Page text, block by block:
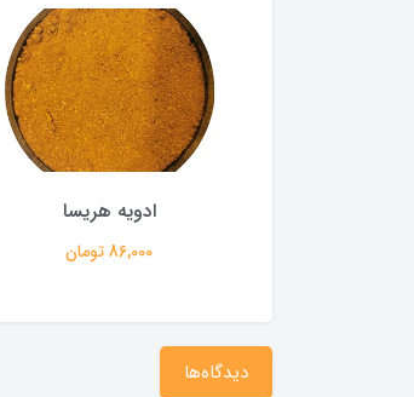
ادویه هریسا
86,000 تومان
دیدگاه‌ها